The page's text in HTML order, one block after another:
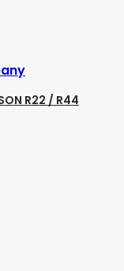
R22 / R44